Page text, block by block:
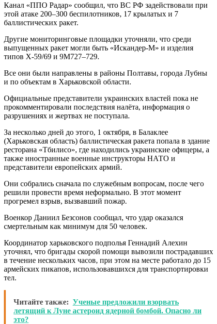
Канал «ППО Радар» сообщил, что ВС РФ задействовали при
этой атаке 200–300 беспилотников, 17 крылатых и 7
баллистических ракет.
Другие мониторинговые площадки уточняли, что среди
выпущенных ракет могли быть «Искандер-М» и изделия
типов Х-59/69 и 9М727–729.
Все они были направлены в районы Полтавы, города Лубны
и по объектам в Харьковской области.
Официальные представители украинских властей пока не
прокомментировали последствия налёта, информация о
разрушениях и жертвах не поступала.
За несколько дней до этого, 1 октября, в Балаклее
(Харьковская область) баллистическая ракета попала в здание
ресторана «Тбилисо», где находились украинские офицеры, а
также иностранные военные инструкторы НАТО и
представители европейских армий.
Они собрались сначала по служебным вопросам, после чего
решили провести время неформально. В этот момент
прогремел взрыв, вызвавший пожар.
Военкор Даниил Безсонов сообщал, что удар оказался
смертельным как минимум для 50 человек.
Координатор харьковского подполья Геннадий Алехин
уточнял, что бригады скорой помощи вывозили пострадавших
в течение нескольких часов, при этом на месте работало до 15
армейских пикапов, использовавшихся для транспортировки
тел.
Читайте также: Ученые предложили взорвать
летящий к Луне астероид ядерной бомбой. Опасно ли
это?